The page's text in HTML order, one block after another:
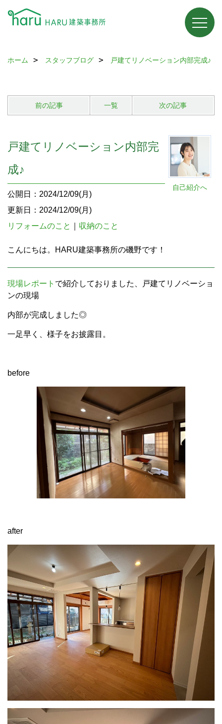
ホーム スタッフブログ 戸建てリノベーション内部完成♪
前の記事 一覧 次の記事
自己紹介へ
戸建てリノベーション内部完
成♪
公開日：2024/12/09(月)
更新日：2024/12/09(月)
リフォームのこと
収納のこと
こんにちは。HARU建築事務所の磯野です！
現場レポート で紹介しておりました、戸建てリノベーショ
ンの現場
内部が完成しました◎
一足早く、様子をお披露目。
before
after